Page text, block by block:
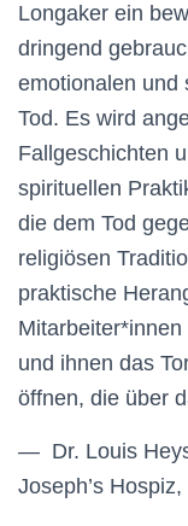
Longaker ein
dringend
emotionalen und
Tod. Es wird
Fallgeschichten
spirituellen
die dem Tod
religiösen
praktische
und ihnen das
öffnen, die über
— Dr. Louis
Joseph’s